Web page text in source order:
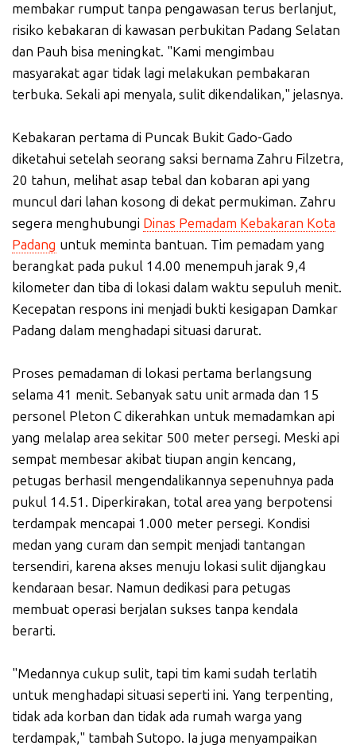
membakar rumput tanpa pengawasan terus berlanjut,
risiko kebakaran di kawasan perbukitan Padang Selatan
dan Pauh bisa meningkat. "Kami mengimbau
masyarakat agar tidak lagi melakukan pembakaran
terbuka. Sekali api menyala, sulit dikendalikan," jelasnya.
Kebakaran pertama di Puncak Bukit Gado-Gado
diketahui setelah seorang saksi bernama Zahru Filzetra,
20 tahun, melihat asap tebal dan kobaran api yang
muncul dari lahan kosong di dekat permukiman. Zahru
segera menghubungi Dinas Pemadam Kebakaran Kota
Padang untuk meminta bantuan. Tim pemadam yang
berangkat pada pukul 14.00 menempuh jarak 9,4
kilometer dan tiba di lokasi dalam waktu sepuluh menit.
Kecepatan respons ini menjadi bukti kesigapan Damkar
Padang dalam menghadapi situasi darurat.
Proses pemadaman di lokasi pertama berlangsung
selama 41 menit. Sebanyak satu unit armada dan 15
personel Pleton C dikerahkan untuk memadamkan api
yang melalap area sekitar 500 meter persegi. Meski api
sempat membesar akibat tiupan angin kencang,
petugas berhasil mengendalikannya sepenuhnya pada
pukul 14.51. Diperkirakan, total area yang berpotensi
terdampak mencapai 1.000 meter persegi. Kondisi
medan yang curam dan sempit menjadi tantangan
tersendiri, karena akses menuju lokasi sulit dijangkau
kendaraan besar. Namun dedikasi para petugas
membuat operasi berjalan sukses tanpa kendala
berarti.
"Medannya cukup sulit, tapi tim kami sudah terlatih
untuk menghadapi situasi seperti ini. Yang terpenting,
tidak ada korban dan tidak ada rumah warga yang
terdampak," tambah Sutopo. Ia juga menyampaikan